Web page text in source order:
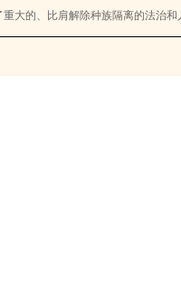
重大的、比肩解除种族隔离的法